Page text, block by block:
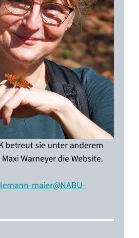
betreut sie unter anderem
Warneyer die Website.
maier@NABU-